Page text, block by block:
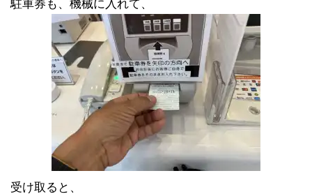
駐車券も、機械に入れて、
受け取ると、